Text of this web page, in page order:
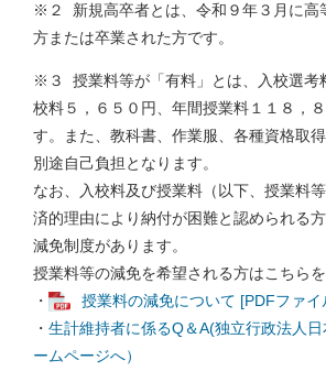
※２ 新規高卒者とは、令和９年３月に高
方または卒業された方です。
※３ 授業料等が「有料」とは、入校選考
校料５，６５０円、年間授業料１１８，
す。また、教科書、作業服、各種資格取
別途自己負担となります。
なお、入校料及び授業料（以下、授業料
済的理由により納付が困難と認められる
減免制度があります。
授業料等の減免を希望される方はこちらを
・
授業料の減免について [PDFファイ
・ 生計維持者に係るQ＆A(独立行政法人
ームページへ）